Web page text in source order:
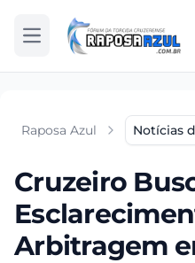
Abrir menu
Raposa Azul Notícias
Cruzeiro
Arbitragem